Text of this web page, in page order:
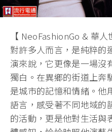
【 NeoFashionGo & 華
對許多人而言，是純粹的
演來說，它更像是一場沒
獨白。在異鄉的街道上奔
是城市的記憶和情緒。他
語言，感受著不同地域的
的活動，更是他對生活與